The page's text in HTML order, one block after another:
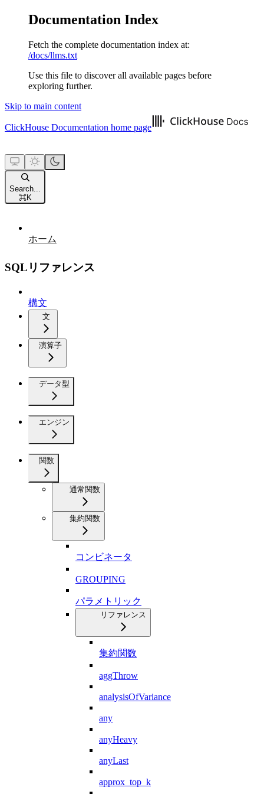
Documentation Index
Fetch the complete documentation index at:
/docs/llms.txt
Use this file to discover all available pages before
exploring further.
Skip to main content
ClickHouse Documentation home page
Search...
⌘K
ホーム
SQLリファレンス
構文
文
演算子
データ型
エンジン
関数
通常関数
集約関数
コンビネータ
GROUPING
パラメトリック
リファレンス
集約関数
aggThrow
analysisOfVariance
any
anyHeavy
anyLast
approx_top_k